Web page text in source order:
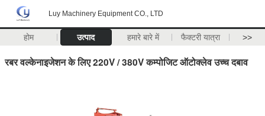
Luy Machinery Equipment CO., LTD
होम उत्पाद हमारे बारे में फैक्टरी यात्रा >>
रबर वल्केनाइजेशन के लिए 220V / 380V कम्पोजिट ऑटोक्लेव उच्च दबाव